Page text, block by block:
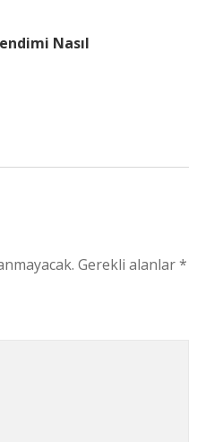
Nasıl
Gerekli alanlar*